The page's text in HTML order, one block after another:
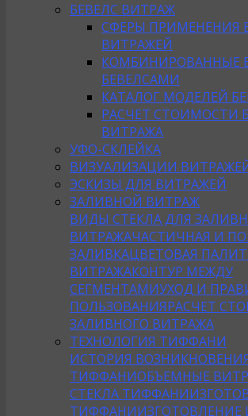
БЕВЕЛС ВИТРАЖ
СФЕРЫ ПРИМЕНЕНИЯ
ВИТРАЖЕЙ
КОМБИНИРОВАННЫЕ
БЕВЕЛСАМИ
КАТАЛОГ МОДЕЛЕЙ
РАСЧЕТ СТОИМОСТИ
ВИТРАЖА
УФО-СКЛЕЙКА
ВИЗУАЛИЗАЦИИ
ЭСКИЗЫ ДЛЯ ВИТРАЖЕЙ
ЗАЛИВНОЙ ВИТРАЖ
ВИДЫ СТЕКЛА ДЛЯ
ВИТРАЖАЧАСТИЧНАЯ И
ЗАЛИВКАЦВЕТОВАЯ
ВИТРАЖАКОНТУР МЕЖДУ
СЕГМЕНТАМИУХОД И
ПОЛЬЗОВАНИЯРАСЧЕТ
ЗАЛИВНОГО ВИТРАЖА
ТЕХНОЛОГИЯ ТИФФАНИ
ИСТОРИЯ
ТИФФАНИОБЪЕМНЫЕ
СТЕКЛА ТИФФАНИ
ТИФФАНИИЗГОТОВЛЕНИЕ